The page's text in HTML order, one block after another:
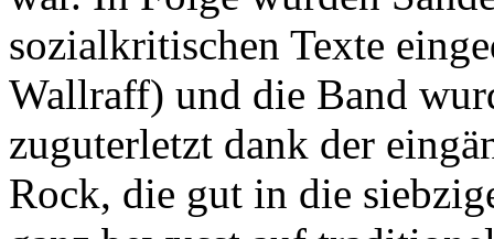
sozialkritischen Texte
Wallraff) und die Band
zuguterletzt dank der
Rock, die gut in die